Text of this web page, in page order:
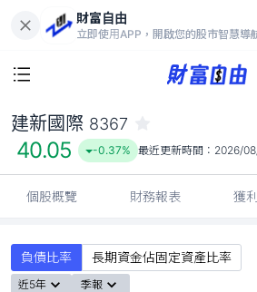
財富自由
立即使用APP，開啟您的股市智慧導
40.05
-0.37%
建新國際 8367
40.05 -0.37% 最近更新時間： 2026/
個股概覽 財務報表 獲
負債比率 長期資金佔固定資產比率
近5年 季報